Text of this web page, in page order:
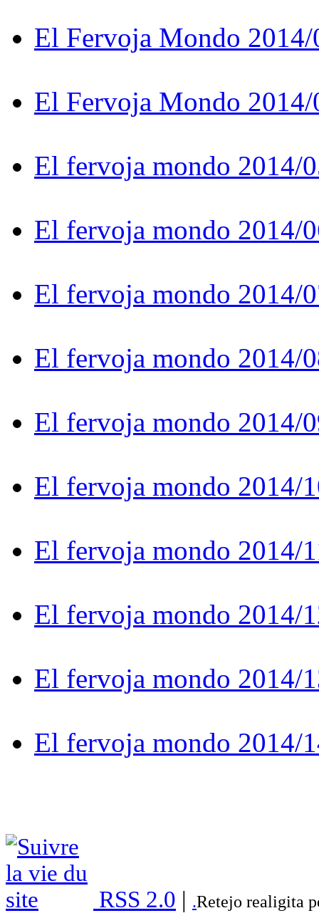
El Fervoja Mondo 2014/
El Fervoja Mondo 2014/
El fervoja mondo 2014/
El fervoja mondo 2014/
El fervoja mondo 2014/
El fervoja mondo 2014/
El fervoja mondo 2014/
El fervoja mondo 2014/
El fervoja mondo 2014/
El fervoja mondo 2014/
El fervoja mondo 2014/
El fervoja mondo 2014/
RSS 2.0 | .Retejo realigita